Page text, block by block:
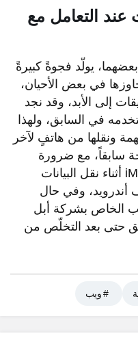
التعامل مع
يولّد فجوةً كبيرةً
في بعض الأحيان،
إلى الأبد، وقد نجد
في السابق، ولهذا
ونقلها من هاتفٍ لآخر
سابقاً، مع ضرورة
التذكير بتعطيل البرنامج iMessage أثناء نقل البيانات
أندرويد، وفي حال
الخاص بشركة أبل
حتى بعد التخلّص من
# ويب